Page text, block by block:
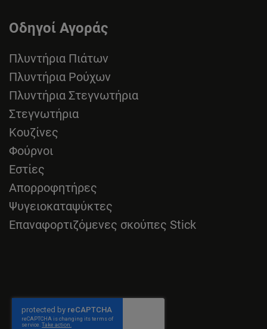
Οδηγοί Αγοράς
Πλυντήρια Πιάτων
Πλυντήρια Ρούχων
Πλυντήρια Στεγνωτήρια
Στεγνωτήρια
Κουζίνες
Φούρνοι
Εστίες
Απορροφητήρες
Ψυγειοκαταψύκτες
Επαναφορτιζόμενες σκούπες Stick